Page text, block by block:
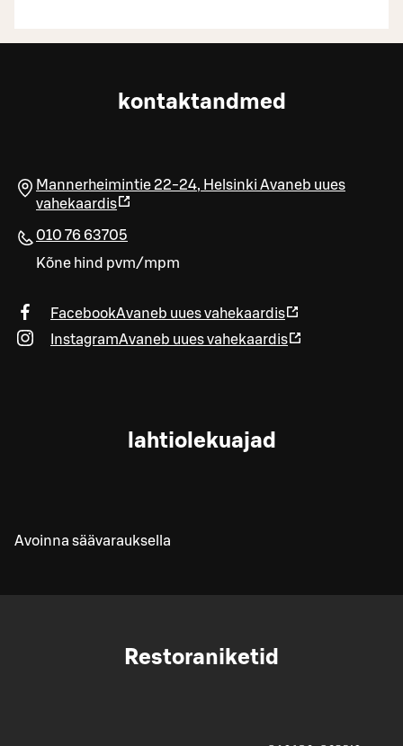
kontaktandmed
Mannerheimintie 22-24, Helsinki Avaneb uues
vahekaardis
010 76 63705
Kõne hind pvm/mpm
FacebookAvaneb uues vahekaardis
InstagramAvaneb uues vahekaardis
lahtiolekuajad
Avoinna säävarauksella
Restoraniketid